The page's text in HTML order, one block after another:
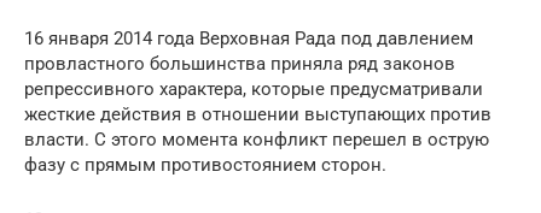
16 января 2014 года Верховная Рада под давлением
провластного большинства приняла ряд законов
репрессивного характера, которые предусматривали
жесткие действия в отношении выступающих против
власти. С этого момента конфликт перешел в острую
фазу с прямым противостоянием сторон.